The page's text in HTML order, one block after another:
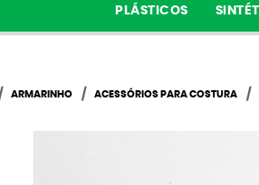
PLÁSTICOS
ARMARINHO ACESSÓRIOS PARA COSTURA